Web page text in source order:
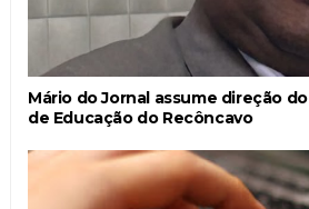
Mário do Jornal assume direção
de Educação do Recôncavo